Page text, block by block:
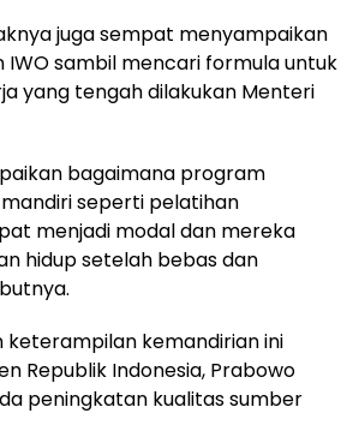
juga sempat menyampaikan
sambil mencari formula untuk
yang tengah dilakukan Menteri
bagaimana program
seperti pelatihan
menjadi modal dan mereka
hidup setelah bebas dan
keterampilan kemandirian ini
Republik Indonesia, Prabowo
peningkatan kualitas sumber